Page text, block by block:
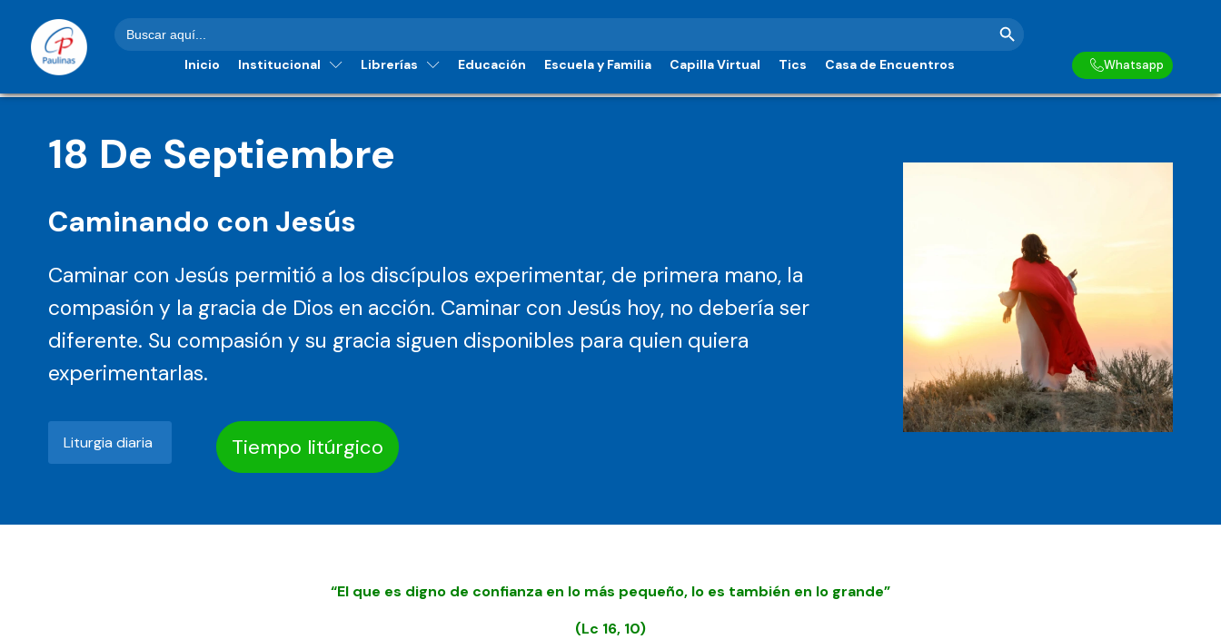
Buscar: Botón de búsqueda
Inicio Institucional Librerías Educación Escuela y Familia Capilla Virtual Tics Casa de Encuentros Whatsapp
18 De Septiembre
Caminando con Jesús
Caminar con Jesús permitió a los discípulos experimentar, de primera mano, la
compasión y la gracia de Dios en acción. Caminar con Jesús hoy, no debería ser
diferente. Su compasión y su gracia siguen disponibles para quien quiera
experimentarlas.
Liturgia diaria Tiempo litúrgico
“El que es digno de confianza en lo más pequeño, lo es también en lo grande”
(Lc 16, 10)